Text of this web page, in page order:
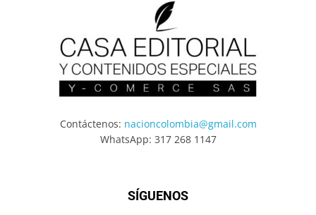
Contáctenos: nacioncolombia@gmail.com
WhatsApp: 317 268 1147
SÍGUENOS